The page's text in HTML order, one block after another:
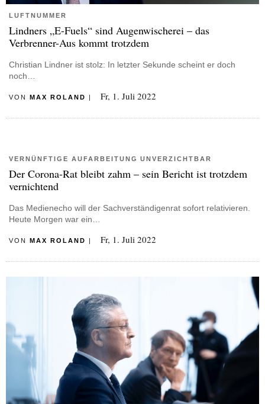
LUFTNUMMER
Lindners „E-Fuels“ sind Augenwischerei – das
Verbrenner-Aus kommt trotzdem
Christian Lindner ist stolz: In letzter Sekunde scheint er doch
noch…
VON MAX ROLAND Fr, 1. Juli 2022
VERNÜNFTIGE AUFARBEITUNG UNVERZICHTBAR
Der Corona-Rat bleibt zahm – sein Bericht ist trotzdem
vernichtend
Das Medienecho will der Sachverständigenrat sofort relativieren.
Heute Morgen war ein…
VON MAX ROLAND Fr, 1. Juli 2022